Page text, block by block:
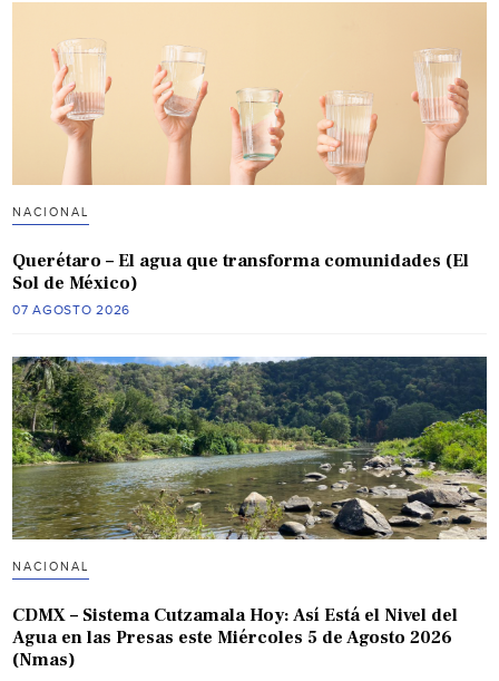
NACIONAL
Querétaro – El agua que transforma comunidades (El
Sol de México)
07 AGOSTO 2026
NACIONAL
CDMX – Sistema Cutzamala Hoy: Así Está el Nivel del
Agua en las Presas este Miércoles 5 de Agosto 2026
(Nmas)